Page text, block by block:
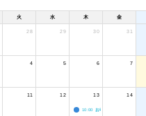
火 水 木 金
28 29 30 31
4 5 6 7
11 12 13
10:00 お寺のジャグリング教室
14